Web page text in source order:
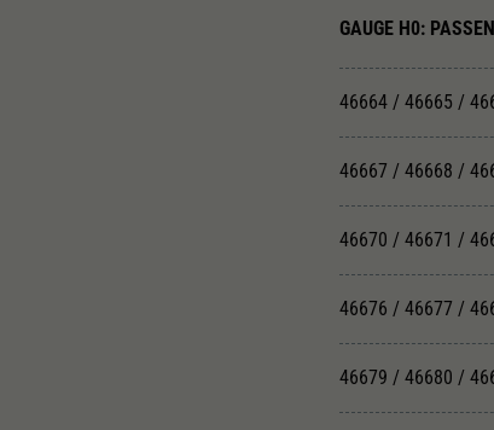
GAUGE H0:
46664 / 46665 /
46667 / 46668 /
46670 / 46671 /
46676 / 46677 /
46679 / 46680 /